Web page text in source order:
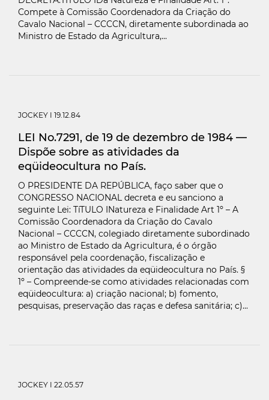
Compete à Comissão Coordenadora da Criação do
Cavalo Nacional – CCCCN, diretamente subordinada ao
Ministro de Estado da Agricultura,...
JOCKEY I 19.12.84
LEI No.7291, de 19 de dezembro de 1984 —
Dispõe sobre as atividades da
eqüideocultura no País.
O PRESIDENTE DA REPÚBLICA, faço saber que o
CONGRESSO NACIONAL decreta e eu sanciono a
seguinte Lei: TíTULO INatureza e Finalidade Art 1º – A
Comissão Coordenadora da Criação do Cavalo
Nacional – CCCCN, colegiado diretamente subordinado
ao Ministro de Estado da Agricultura, é o órgão
responsável pela coordenação, fiscalização e
orientação das atividades da eqüideocultura no País. §
1º – Compreende-se como atividades relacionadas com
eqüideocultura: a) criação nacional; b) fomento,
pesquisas, preservação das raças e defesa sanitária; c)...
JOCKEY I 22.05.57